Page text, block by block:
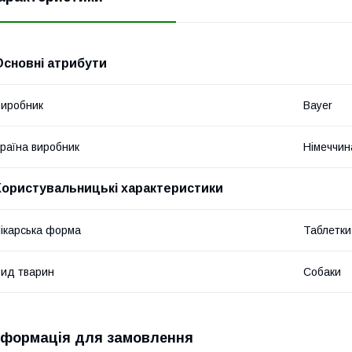
атрибути
Bayer
виробник
характеристики
форма Таблетки
тварин Собаки
для замовлення